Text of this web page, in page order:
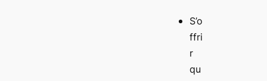
S’o
ffri
r
qu